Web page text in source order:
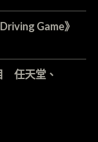
Game》
任天堂、